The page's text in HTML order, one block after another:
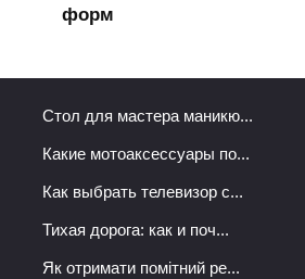
форм
Стол для мастера маникю...
Какие мотоаксессуары по...
Как выбрать телевизор с...
Тихая дорога: как и поч...
Як отримати помітний ре...